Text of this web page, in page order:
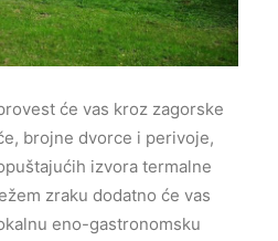
će vas kroz zagorske
brojne dvorce i perivoje,
izvora termalne
zraku dodatno će vas
eno-gastronomsku